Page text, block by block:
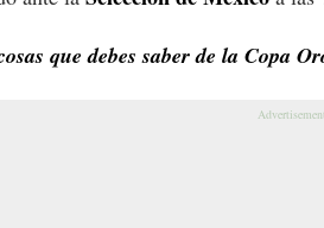
que debes saber de la Copa